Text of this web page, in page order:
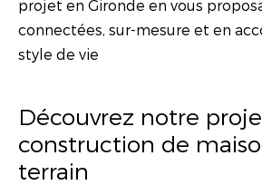
projet en Gironde en vous
connectées, sur-mesure et en
style de vie
Découvrez notre
construction de
terrain